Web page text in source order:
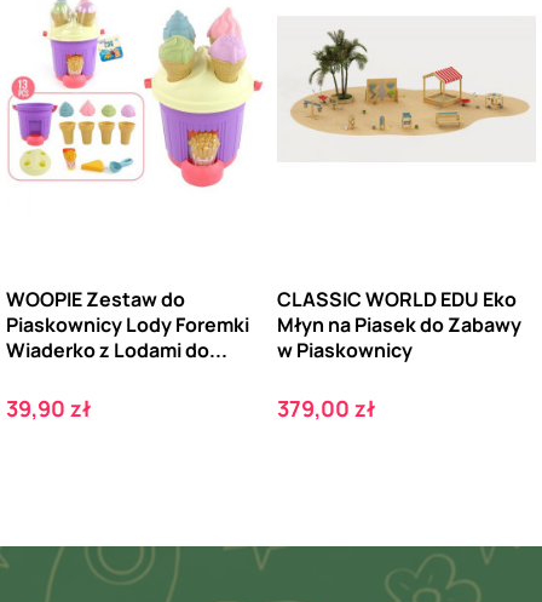
WOOPIE Zestaw do
Piaskownicy Lody Foremki
Wiaderko z Lodami do...
Cena
39,90 zł
CLASSIC WORLD EDU Eko
Młyn na Piasek do Zabawy
w Piaskownicy
Cena
379,00 zł